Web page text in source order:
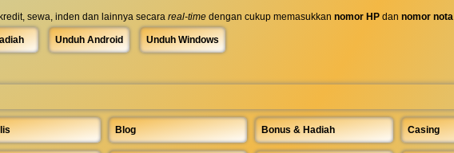
sewa, inden dan lainnya secara real-time dengan cukup memasukkan nomor HP dan nomor nota
Unduh Android Unduh Windows
Blog Bonus & Hadiah Casing